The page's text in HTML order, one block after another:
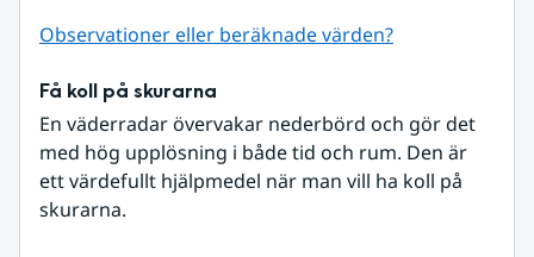
Observationer eller beräknade värden?
Få koll på skurarna
En väderradar övervakar nederbörd och gör det
med hög upplösning i både tid och rum. Den är
ett värdefullt hjälpmedel när man vill ha koll på
skurarna.